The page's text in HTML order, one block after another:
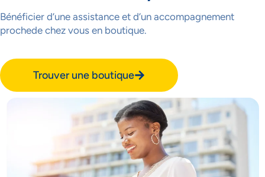
Bénéficier d’une assistance et d’un accompagnement
prochede chez vous en boutique.
Trouver une boutique